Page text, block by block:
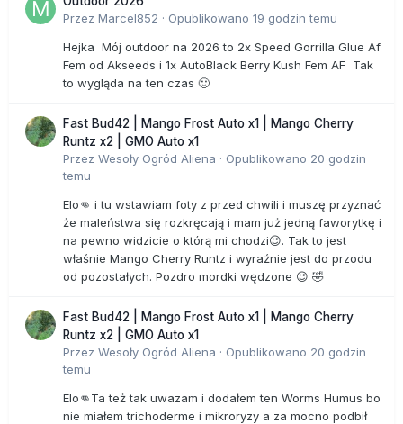
Przez Marcel852 · Opublikowano 19 godzin temu
Hejka Mój outdoor na 2026 to 2x Speed Gorrilla Glue Af
Fem od Akseeds i 1x AutoBlack Berry Kush Fem AF Tak
to wygląda na ten czas 🙂
Fast Bud42 | Mango Frost Auto x1 | Mango Cherry
Runtz x2 | GMO Auto x1
Przez Wesoły Ogród Aliena · Opublikowano 20 godzin
temu
Elo👊 i tu wstawiam foty z przed chwili i muszę przyznać
że maleństwa się rozkręcają i mam już jedną faworytkę i
na pewno widzicie o którą mi chodzi😉. Tak to jest
właśnie Mango Cherry Runtz i wyraźnie jest do przodu
od pozostałych. Pozdro mordki wędzone 😉 🤣
Fast Bud42 | Mango Frost Auto x1 | Mango Cherry
Runtz x2 | GMO Auto x1
Przez Wesoły Ogród Aliena · Opublikowano 20 godzin
temu
Elo👊Ta też tak uwazam i dodałem ten Worms Humus bo
nie miałem trichoderme i mikroryzy a za mocno podbił